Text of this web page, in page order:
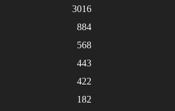
3016
884
568
443
422
182